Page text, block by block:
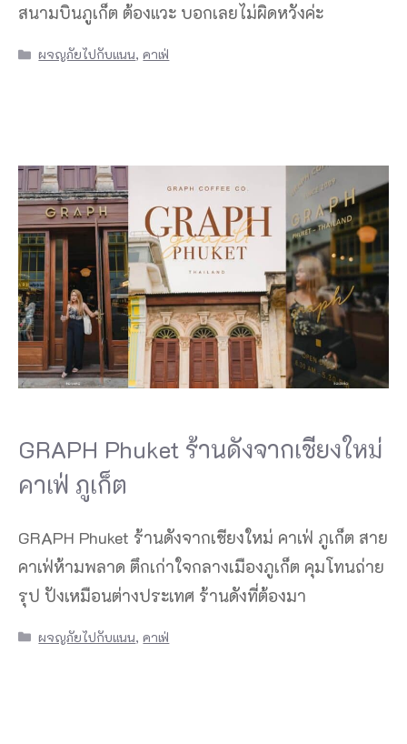
สนามบินภูเก็ต ต้องแวะ บอกเลยไม่ผิดหวังค่ะ
Categories
ผจญภัยไปกับแนน,คาเฟ่
GRAPH Phuket ร้านดังจากเชียงใหม่
คาเฟ่ ภูเก็ต
GRAPH Phuket ร้านดังจากเชียงใหม่ คาเฟ่ ภูเก็ต สาย
คาเฟ่ห้ามพลาด ตึกเก่าใจกลางเมืองภูเก็ต คุมโทนถ่าย
รุป ปังเหมือนต่างประเทศ ร้านดังที่ต้องมา
Categories
ผจญภัยไปกับแนน,คาเฟ่